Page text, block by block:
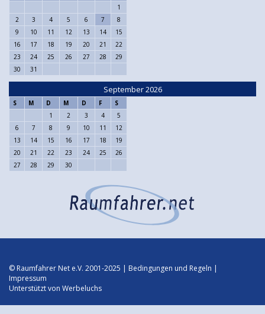
1
2
3 4 5 6 7
8
9
10 11 12 13 14
15
16
17 18 19 20 21
22
23
24 25 26 27 28
29
30
31
September 2026
S M D M D F
S
1
2 3 4
5
6
7 8 9 10 11
12
13
14 15 16 17 18
19
20
21 22 23 24 25
26
27
28 29 30
© Raumfahrer Net e.V. 2001-2025 | Bedingungen und Regeln |
Impressum
Unterstützt von Werbeluchs